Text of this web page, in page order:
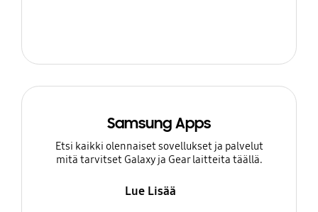
Samsung Apps
Etsi kaikki olennaiset sovellukset ja palvelut
mitä tarvitset Galaxy ja Gear laitteita täällä.
Lue Lisää